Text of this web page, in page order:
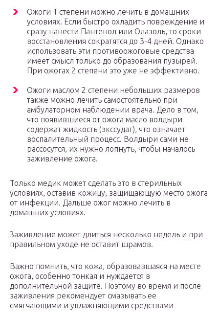
Ожоги 1 степени можно лечить в домашних
условиях. Если быстро охладить повреждение и
сразу нанести Пантенол или Олазоль, то сроки
восстановления сократятся до 3-4 дней. Однако
использовать эти противоожоговые средства
имеет смысл только до образования пузырей.
При ожогах 2 степени это уже не эффективно.
Ожоги маслом 2 степени небольших размеров
также можно лечить самостоятельно при
амбулаторном наблюдении врача. Дело в том,
что появившиеся от ожога масло волдыри
содержат жидкость (экссудат), что означает
воспалительный процесс. Волдыри сами не
рассосутся, их нужно лопнуть, чтобы началось
заживление ожога.
Только медик может сделать это в стерильных
условиях, оставив кожицу, защищающую место ожога
от инфекции. Дальше ожог можно лечить в
домашних условиях.
Заживление может длиться несколько недель и при
правильном уходе не оставит шрамов.
Важно помнить, что кожа, образовавшаяся на месте
ожога, особенно тонкая и нуждается в
дополнительной защите. Поэтому во время и после
заживления рекомендует смазывать ее
смягчающими и увлажняющими средствами